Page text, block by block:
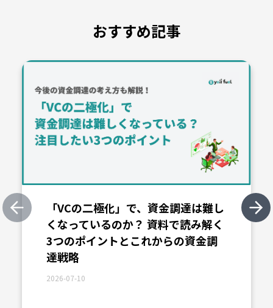
おすすめ記事
「VCの二極化」で、資金調達は難し
くなっているのか？ 資料で読み解く
3つのポイントとこれからの資金調
達戦略
2026-07-10
Previous slide